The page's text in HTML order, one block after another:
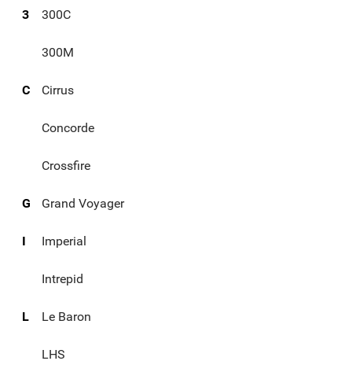
3 300C
300M
C Cirrus
Concorde
Crossfire
G Grand Voyager
I Imperial
Intrepid
L Le Baron
LHS